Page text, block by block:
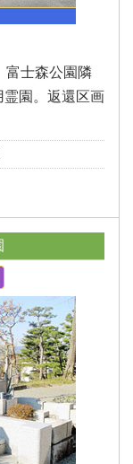
富士森公園隣
園。返還区画